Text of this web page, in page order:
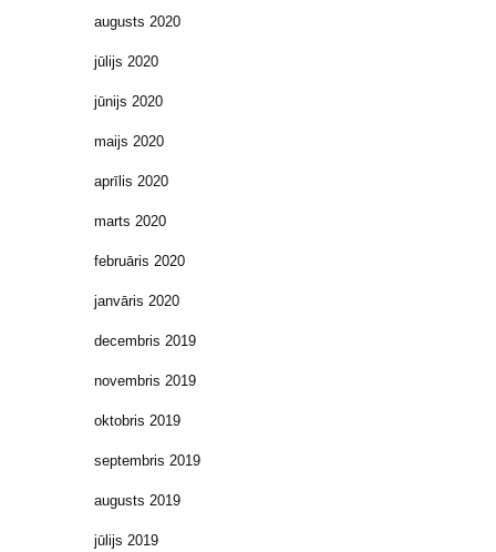
augusts 2020
jūlijs 2020
jūnijs 2020
maijs 2020
aprīlis 2020
marts 2020
februāris 2020
janvāris 2020
decembris 2019
novembris 2019
oktobris 2019
septembris 2019
augusts 2019
jūlijs 2019